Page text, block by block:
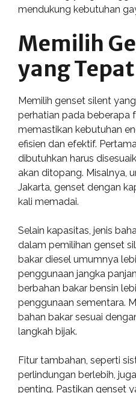
mendukung kebutuhan
Memilih
yang Tepat
Memilih genset silent
perhatian pada beberapa
memastikan kebutuhan
efisien dan efektif.
dibutuhkan harus
akan ditopang. Misalnya,
Jakarta, genset dengan
kali memadai.
Selain kapasitas, jenis
dalam pemilihan genset
bakar diesel umumnya
penggunaan jangka
berbahan bakar bensin
penggunaan sementara.
bahan bakar sesuai
langkah bijak.
Fitur tambahan, seperti
perlindungan berlebih,
penting. Pastikan genset